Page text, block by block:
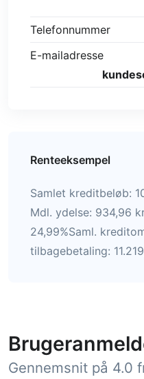
Telefonnummer
E-mailadresse
Renteeksempel
Samlet kreditbeløb:
Mdl. ydelse: 934,96
24,99%Saml.
tilbagebetaling:
Gennemsnit på 4.0